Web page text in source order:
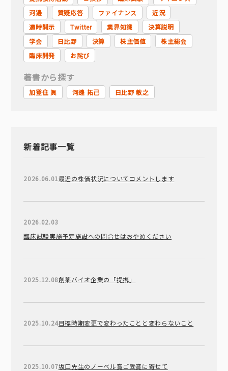
河邊
質疑応答 ファイナンス
近況
適時開示
Twitter 業界知識
決算説明
学会
日比野 決算 株主価値
株主総会
臨床開発
お詫び
著書から探す
加登住 眞 河邊 拓己 日比野 敏之
新着記事一覧
2026.06.01最近の株価状況についてコメントします
2026.02.03
臨床試験実施予定施設への問合せはおやめください
2025.12.08創薬バイオ企業の「提携」
2025.10.24目標時期変更で変わったことと変わらないこと
2025.10.07坂口先生のノーベル賞ご受賞に寄せて